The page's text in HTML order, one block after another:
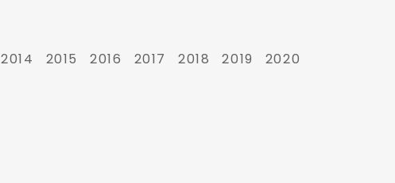
2014 2015 2016 2017 2018 2019
2020